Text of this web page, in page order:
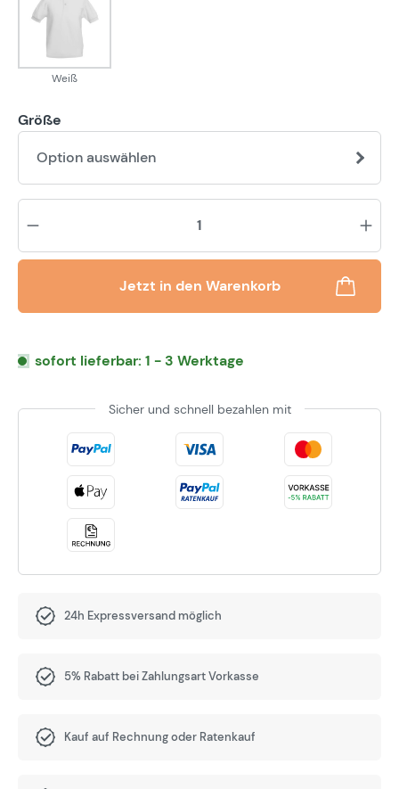
Weiß
Größe
Option auswählen
Jetzt in den Warenkorb
sofort lieferbar: 1 - 3 Werktage
Sicher und schnell bezahlen mit
24h Expressversand möglich
5% Rabatt bei Zahlungsart Vorkasse
Kauf auf Rechnung oder Ratenkauf